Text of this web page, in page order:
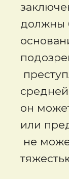
должны
он
или
не